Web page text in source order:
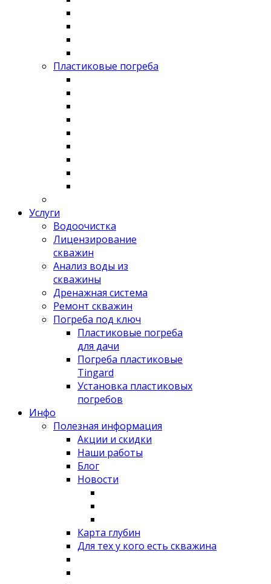
Пластиковые погреба
Услуги
Водоочистка
Лицензирование
скважин
Анализ воды из
скважины
Дренажная система
Ремонт скважин
Погреба под ключ
Пластиковые погреба
для дачи
Погреба пластиковые
Tingard
Установка пластиковых
погребов
Инфо
Полезная информация
Акции и скидки
Наши работы
Блог
Новости
Карта глубин
Для тех у кого есть скважина